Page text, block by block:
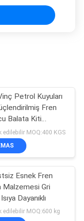
Petrol Kuyuları
Fren
Balata Kiti
edilebilir MOQ:400 KGS
Esnek Fren
Malzemesi Gri
Dayanıklı
edilebilir MOQ:600 kg